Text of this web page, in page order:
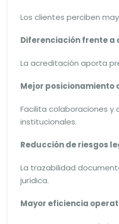
Los clientes perciben
Diferenciación frente a
La acreditación aporta
Mejor posicionamiento
Facilita colaboraciones y
institucionales.
Reducción de riesgos
La trazabilidad
jurídica.
Mayor eficiencia